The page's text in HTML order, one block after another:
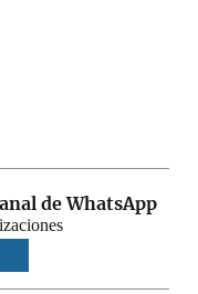
de WhatsApp